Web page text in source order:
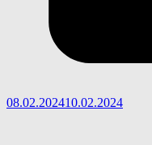
08.02.202410.02.2024